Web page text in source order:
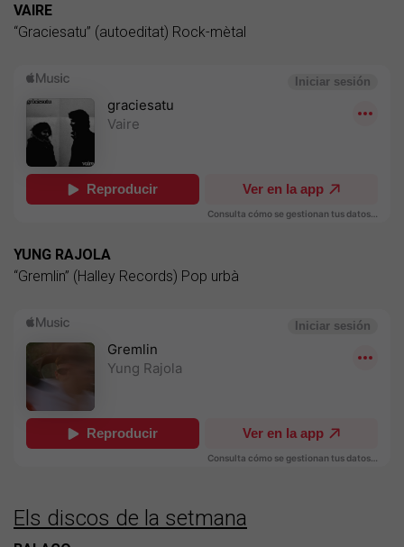
VAIRE
“Graciesatu” (autoeditat) Rock-mètal
YUNG RAJOLA
“Gremlin” (Halley Records) Pop urbà
Els discos de la setmana